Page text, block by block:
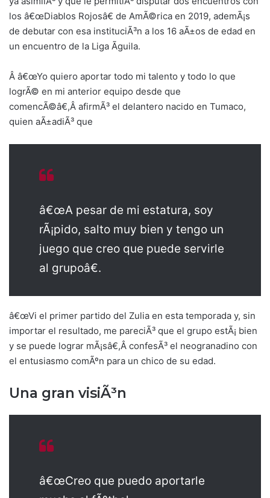
los â€œDiablos Rojosâ€ de AmÃ©rica en 2019, ademÃ¡s
de debutar con esa instituciÃ³n a los 16 aÃ±os de edad en
un encuentro de la Liga Ãguila.
Â â€œYo quiero aportar todo mi talento y todo lo que
logrÃ© en mi anterior equipo desde que
comencÃ©â€,Â afirmÃ³ el delantero nacido en Tumaco,
quien aÃ±adiÃ³ que
â€œA pesar de mi estatura, soy
rÃ¡pido, salto muy bien y tengo un
juego que creo que puede servirle
al grupoâ€.
â€œVi el primer partido del Zulia en esta temporada y, sin
importar el resultado, me pareciÃ³ que el grupo estÃ¡ bien
y se puede lograr mÃ¡sâ€,Â confesÃ³ el neogranadino con
el entusiasmo comÃºn para un chico de su edad.
Una gran visiÃ³n
â€œCreo que puedo aportarle